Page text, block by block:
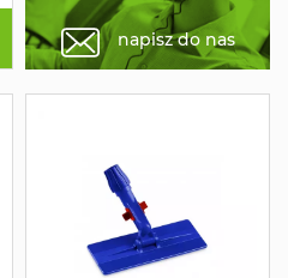
napisz do nas